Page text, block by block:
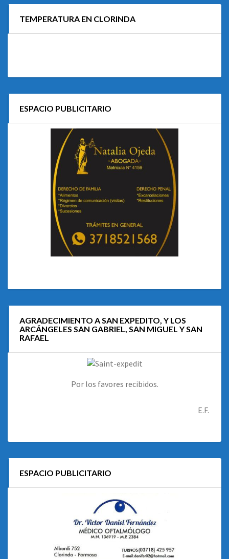
TEMPERATURA EN CLORINDA
ESPACIO PUBLICITARIO
AGRADECIMIENTO A SAN EXPEDITO, Y LOS
ARCÁNGELES SAN GABRIEL, SAN MIGUEL Y SAN
RAFAEL
Por los favores recibidos.
E.F.
ESPACIO PUBLICITARIO